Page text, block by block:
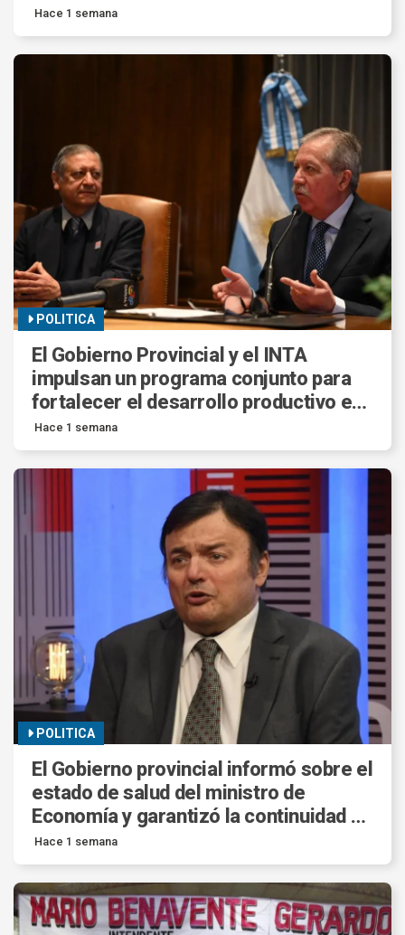
Hace 1 semana
POLITICA
El Gobierno Provincial y el INTA
impulsan un programa conjunto para
fortalecer el desarrollo productivo en
Santiago del Estero.
Hace 1 semana
POLITICA
El Gobierno provincial informó sobre el
estado de salud del ministro de
Economía y garantizó la continuidad de
la gestión.
Hace 1 semana